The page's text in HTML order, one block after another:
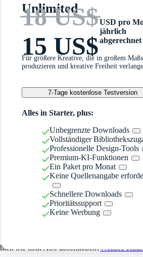
Unlimited
18 US$
15 US$
USD pro
jährlich
abgerechnet
Für größere Kreative, die in großem
produzieren und kreative Freiheit
7-Tage kostenlose Testversion
Alles in Starter, plus:
Unbegrenzte Downloads
Vollständiger
Professionelle Design-Tools
Premium-KI-Funktionen
Ein Paket pro Monat
Keine Quellenangabe
Schnellere Downloads
Prioritätssupport
Keine Werbung
Sie kein Abo abschließen?Weitere